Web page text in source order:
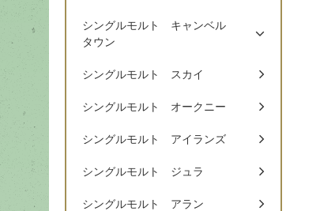
シングルモルト キャンベル
タウン
シングルモルト スカイ
シングルモルト オークニー
シングルモルト アイランズ
シングルモルト ジュラ
シングルモルト アラン